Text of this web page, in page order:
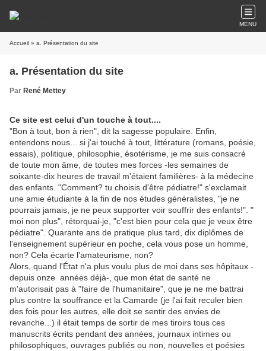
MENU
Accueil » a. Présentation du site
a. Présentation du site
Par René Mettey
Ce site est celui d'un touche à tout....
"Bon à tout, bon à rien", dit la sagesse populaire. Enfin,
entendons nous... si j'ai touché à tout, littérature (romans, poésie,
essais), politique, philosophie, ésotérisme, je me suis consacré
de toute mon âme, de toutes mes forces -les semaines de
soixante-dix heures de travail m'étaient familières- à la médecine
des enfants. "Comment? tu choisis d'être pédiatre!" s'exclamait
une amie étudiante à la fin de nos études généralistes, "je ne
pourrais jamais, je ne peux supporter voir souffrir des enfants!". "
moi non plus", rétorquai-je, "c'est bien pour cela que je veux être
pédiatre". Quarante ans de pratique plus tard, dix diplômes de
l'enseignement supérieur en poche, cela vous pose un homme,
non? Cela écarte l'amateurisme, non?
Alors, quand l'État n'a plus voulu plus de moi dans ses hôpitaux -
depuis onze années déjà-, que mon état de santé ne
m'autorisait pas à "faire de l'humanitaire", que je ne me battrai
plus contre la souffrance et la Camarde (je l'ai fait reculer bien
des fois pour les autres, elle doit se sentir des envies de
revanche...) il était temps de sortir de mes tiroirs tous ces
manuscrits écrits pendant des années, journaux intimes ou
philosophiques, ouvrages publiés ou non, nouvelles et poésies